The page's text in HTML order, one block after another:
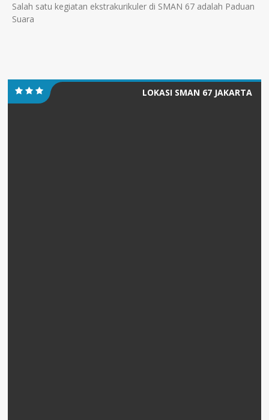
Salah satu kegiatan ekstrakurikuler di SMAN 67 adalah Paduan
Suara
LOKASI SMAN 67 JAKARTA